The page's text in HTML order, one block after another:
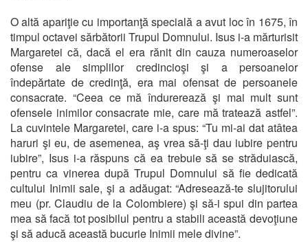
O altă apariţie cu importanţă specială a avut loc în 1675, în
timpul octavei sărbătorii Trupul Domnului. Isus i-a mărturisit
Margaretei că, dacă el era rănit din cauza numeroaselor
ofense ale simplilor credincioşi şi a persoanelor
îndepărtate de credinţă, era mai ofensat de persoanele
consacrate. “Ceea ce mă îndurerează şi mai mult sunt
ofensele inimilor consacrate mie, care mă tratează astfel”.
La cuvintele Margaretei, care i-a spus: “Tu mi-ai dat atâtea
haruri şi eu, de asemenea, aş vrea să-ţi dau iubire pentru
iubire”, Isus i-a răspuns că ea trebuie să se străduiască,
pentru ca vinerea după Trupul Domnului să fie dedicată
cultului Inimii sale, şi a adăugat: “Adresează-te slujitorului
meu (pr. Claudiu de la Colombiere) şi să-i spui din partea
mea să facă tot posibilul pentru a stabili această devoţiune
şi să aducă această bucurie Inimii mele divine”.